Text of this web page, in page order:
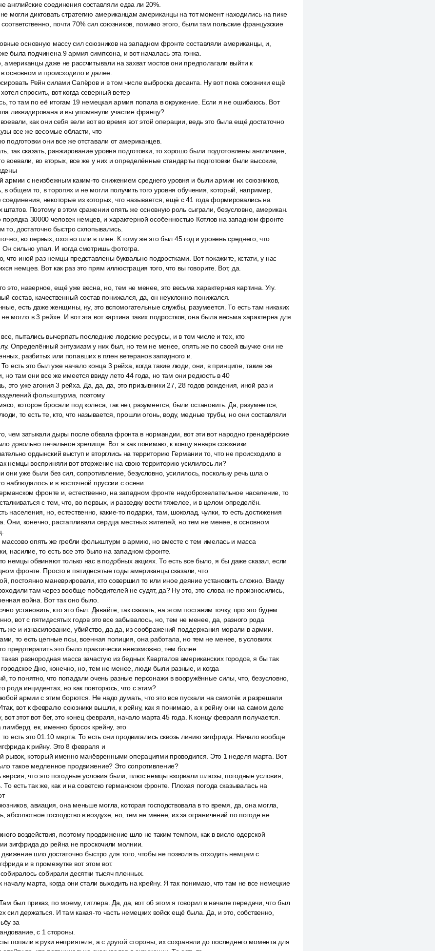
английские соединения составляли едва ли 20%.
могли диктовать стратегию американцам американцы на тот момент находились на пике
почти 70% сил союзников, помимо этого, были там польские французские
основную массу сил союзников на западном фронте составляли американцы, и,
была подчинена 9 армия симпсона, и вот началась эта гонка.
американцы даже не рассчитывали на захват мостов они предполагали выйти к
основном и происходило и далее.
Рейн силами Сапёров и в том числе выброска десанта. Ну вот пока союзники ещё
спросить, вот когда северный ветер
то там по её итогам 19 немецкая армия попала в окружение. Если я не ошибаюсь. Вот
ликвидирована и вы упомянули участие францу?
как они себя вели вот во время вот этой операции, ведь это была ещё достаточно
все же весомые области, что
подготовки они все же отставали от американцев.
так сказать, ранжирование уровня подготовки, то хорошо были подготовлены англичане,
воевали, во вторых, все же у них и определённые стандарты подготовки были высокие,
армии с неизбежным каким-то снижением среднего уровня и были армии их союзников,
общем то, в торопях и не могли получить того уровня обучения, который, например,
некоторые из которых, что называется, ещё с 41 года формировались на
штатов. Поэтому в этом сражении опять же основную роль сыграли, безусловно, американ.
30000 человек немцев, и характерной особенностью Котлов на западном фронте
достаточно быстро схлопывались.
во первых, охотно шли в плен. К тому же это был 45 год и уровень среднего, что
Он сильно упал. И когда смотришь фотогра.
что иной раз немцы представлены буквально подростками. Вот покажите, кстати, у нас
немцев. Вот как раз это прям иллюстрация того, что вы говорите. Вот, да.
это, наверное, ещё уже весна, но, тем не менее, это весьма характерная картина. Угу.
состав, качественный состав понижался, да, он неуклонно понижался.
есть даже женщины, ну, это вспомогательные службы, разумеется. То есть там никаких
могло в 3 рейхе. И вот эта вот картина таких подростков, она была весьма характерна для
пытались вычерпать последние людские ресурсы, и в том числе и тех, кто
Определённый энтузиазм у них был, но тем не менее, опять же по своей выучке они не
разбитых или попавших в плен ветеранов западного и.
есть это был уже начало конца 3 рейха, когда такие люди, они, в принципе, такие же
но там они все же имеется ввиду лето 44 года, но там они редкость в 40
это уже агония 3 рейха. Да, да, да, это призывники 27, 28 годов рождения, иной раз и
фолькштурма, поэтому
которое бросали под колеса, так нет, разумеется, были остановить. Да, разумеется,
то есть те, кто, что называется, прошли огонь, воду, медные трубы, но они составляли
чем затыкали дыры после обвала фронта в нормандии, вот эти вот народно гренадёрские
довольно печальное зрелище. Вот я как понимаю, к концу января союзники
ордынский выступ и вторглись на территорию Германии то, что не происходило в
немцы восприняли вот вторжение на свою территорию усилилось ли?
они уже были без сил, сопротивление, безусловно, усилилось, поскольку речь шла о
наблюдалось и в восточной пруссии с осени.
фронте и, естественно, на западном фронте недоброжелательное население, то
с тем, что, во первых, и разведку вести тяжелее, и в целом определён.
населения, но, естественно, какие-то подарки, там, шоколад, чулки, то есть достижения
Они, конечно, растапливали сердца местных жителей, но тем не менее, в основном
массово опять же гребли фолькштурм в армию, но вместе с тем имелась и масса
насилие, то есть все это было на западном фронте.
немцы обвиняют только нас в подобных акциях. То есть все было, я бы даже сказал, если
фронте. Просто в пятидесятые годы американцы сказали, что
постоянно маневрировали, кто совершил то или иное деяние установить сложно. Ввиду
там через вообще победителей не судят, да? Ну это, это слова не произносились,
война. Вот так оно было.
установить, кто это был. Давайте, так сказать, на этом поставим точку, про это будем
вот с пятидесятых годов это все забывалось, но, тем не менее, да, разного рода
же и изнасилование, убийство, да да, из соображений поддержания морали в армии.
то есть цепные псы, военная полиция, она работала, но тем не менее, в условиях
предотвратить это было практически невозможно, тем более.
такая разнородная масса зачастую из бедных Кварталов американских городов, я бы так
городское Дно, конечно, но, тем не менее, люди были разные, и когда
то понятно, что попадали очень разные персонажи в вооружённые силы, что, безусловно,
рода инцидентах, но как повторюсь, что с этим?
армии с этим борются. Не надо думать, что это все пускали на самотёк и разрешали
Итак, вот к февралю союзники вышли, к рейну, как я понимаю, а к рейну они на самом деле
этот вот бег, это конец февраля, начало марта 45 года. К концу февраля получается.
ек, именно бросок крейну, это
есть это 01.10 марта. То есть они продвигались сквозь линию зигфрида. Начало вообще
к рийну. Это 8 февраля и
рывок, который именно манёвренными операциями проводился. Это 1 неделя марта. Вот
такое медленное продвижение? Это сопротивление?
версия, что это погодные условия были, плюс немцы взорвали шлюзы, погодные условия,
То есть так же, как и на советско германском фронте. Плохая погода сказывалась на
авиация, она меньше могла, которая господствовала в то время, да, она могла,
абсолютное господство в воздухе, но, тем не менее, из за ограничений по погоде не
воздействия, поэтому продвижение шло не таким темпом, как в висло одерской
зигфрида до рейна не проскочили молнии.
шло достаточно быстро для того, чтобы не позволять отходить немцам с
и в промежутке вот этом вот.
собирали десятки тысяч пленных.
началу марта, когда они стали выходить на крейну. Я так понимаю, что там не все немецкие
был приказ, по моему, гитлера. Да, да, вот об этом я говорил в начале передачи, что был
сил держаться. И там какая-то часть немецких войск ещё была. Да, и это, собственно,
за
с 1 стороны.
попали в руки неприятеля, а с другой стороны, их сохраняли до последнего момента для